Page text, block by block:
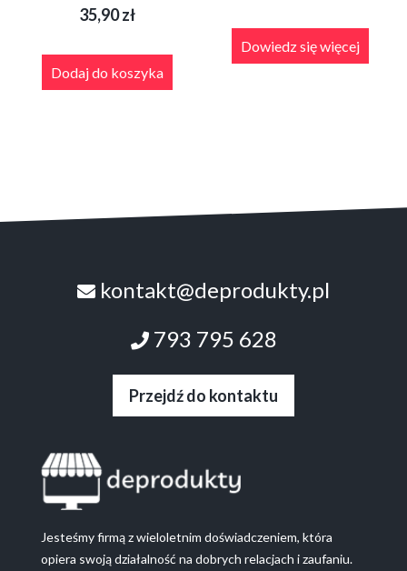
35,90zł
Dodaj do koszyka
Dowiedz się więcej
kontakt@deprodukty.pl
793 795 628
Przejdź do kontaktu
Jesteśmy firmą z wieloletnim doświadczeniem, która
opiera swoją działalność na dobrych relacjach i zaufaniu.